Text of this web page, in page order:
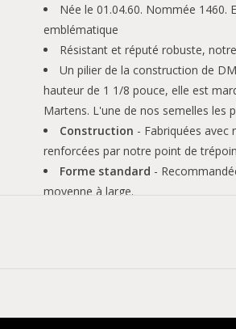
Née le 01.04.60. Nommée
emblématique
Résistant et réputé robuste,
Un pilier de la construction de
hauteur de 1 1/8 pouce, elle est
Martens. L'une de nos semelles les
Construction - Fabriquées avec
renforcées par notre point de
Forme standard -
moyenne à large.